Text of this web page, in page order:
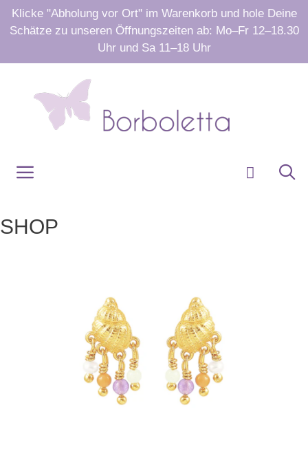
Klicke "Abholung vor Ort" im Warenkorb und hole Deine
Schätze zu unseren Öffnungszeiten ab: Mo–Fr 12–18.30
Uhr und Sa 11–18 Uhr
Zum
Inhalt
SHOP